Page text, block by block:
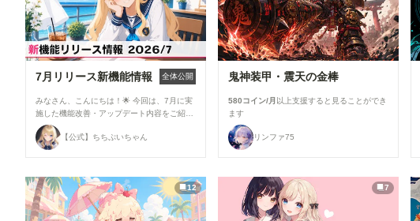
7月リリース新機能情報 全体公開
みなさん、こんにちは！🌟 今回は、7月に実
施した機能改善・アップデート内容をご紹介
します！ 今月は新機能の追加よりも、みな
さんにより快適にご利用いただけるよう、使
い勝手や見やすさを中心とした改善を行いま
選択UIを改善 生成時のモデル選択画面を見
直し、よりモデルを選びやすいUIに改善しま
した。 利用したいモデルを探しやすくな
り、これまで以上にスムーズに生成を始めら
【公式】ちちぷいちゃん
鬼神装甲・震天の金棒
580コイン/月 以上支援すると見ることができ
ます
リンファ75
12 7